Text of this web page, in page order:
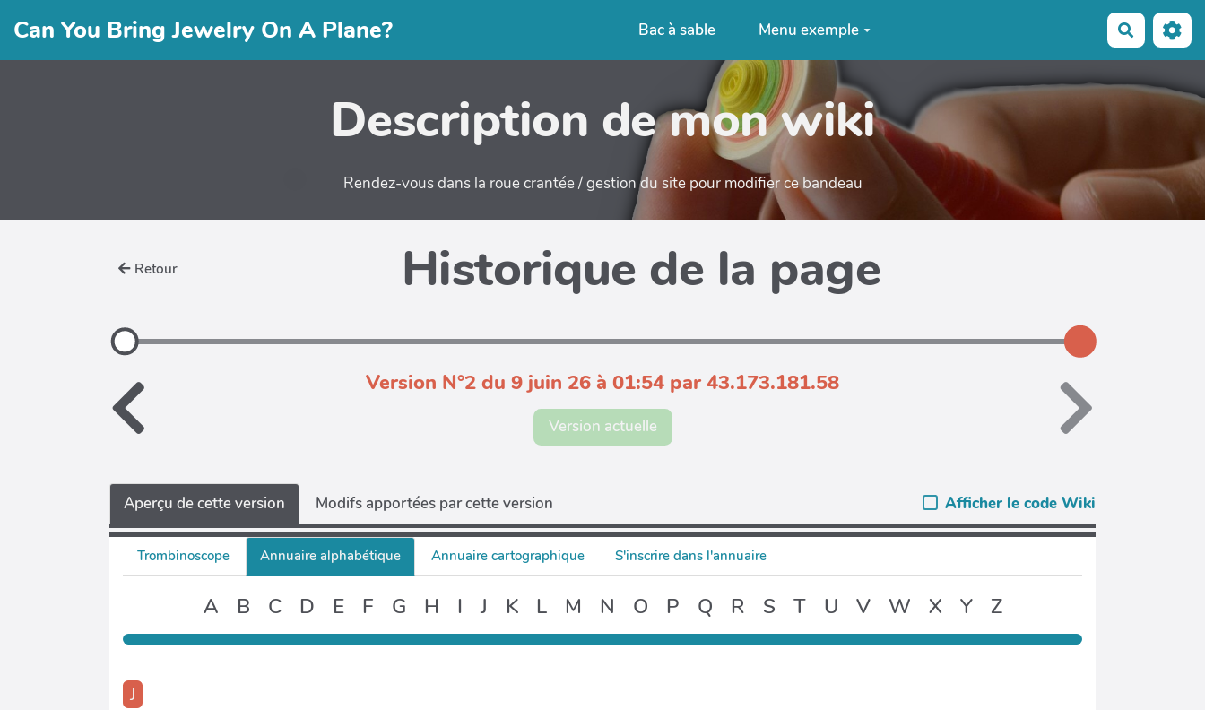
Can You Bring Jewelry On A Plane? Bac à sable Menu exemple
Description de mon wiki
Rendez-vous dans la roue crantée / gestion du site pour modifier ce bandeau
Retour Historique de la page
Version N°2 du 9 juin 26 à 01:54 par 43.173.181.58
Version actuelle
Aperçu de cette version Modifs apportées par cette version Afficher le code Wiki